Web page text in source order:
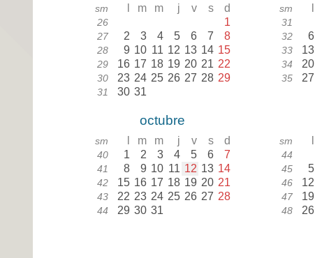
sm m m j v s d
26 1
27 2 3 4 5 6 7 8
28 9 10 11 12 13 14 15
29 16 17 18 19 20 21 22
30 23 24 25 26 27 28 29
31 30 31
sm
31
32 6
33 13
34 20
35 27
octubre
sm m m j v s d
40 1 2 3 4 5 6 7
41 8 9 10 11 12 13 14
42 15 16 17 18 19 20 21
43 22 23 24 25 26 27 28
44 29 30 31
sm
44
45 5
46 12
47 19
48 26